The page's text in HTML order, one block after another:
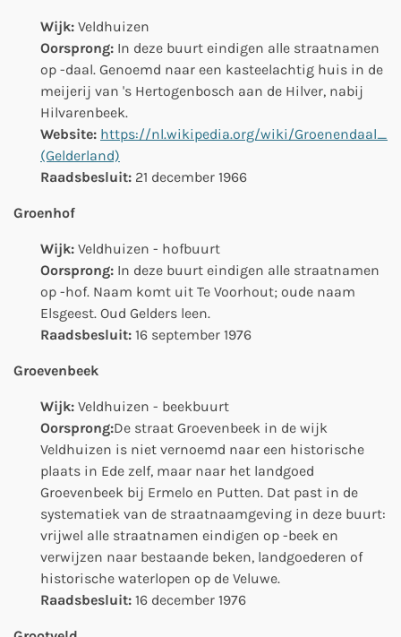
Wijk: Veldhuizen
Oorsprong: In deze buurt eindigen alle straatnamen
op -daal. Genoemd naar een kasteelachtig huis in de
meijerij van 's Hertogenbosch aan de Hilver, nabij
Hilvarenbeek.
Website: https://nl.wikipedia.org/wiki/Groenendaal_
(Gelderland)
Raadsbesluit: 21 december 1966
Groenhof
Wijk: Veldhuizen - hofbuurt
Oorsprong: In deze buurt eindigen alle straatnamen
op -hof. Naam komt uit Te Voorhout; oude naam
Elsgeest. Oud Gelders leen.
Raadsbesluit: 16 september 1976
Groevenbeek
Wijk: Veldhuizen - beekbuurt
Oorsprong:De straat Groevenbeek in de wijk
Veldhuizen is niet vernoemd naar een historische
plaats in Ede zelf, maar naar het landgoed
Groevenbeek bij Ermelo en Putten. Dat past in de
systematiek van de straatnaamgeving in deze buurt:
vrijwel alle straatnamen eindigen op -beek en
verwijzen naar bestaande beken, landgoederen of
historische waterlopen op de Veluwe.
Raadsbesluit: 16 december 1976